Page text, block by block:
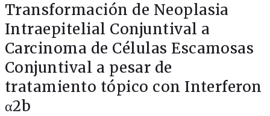
Transformación de Neoplasia
Intraepitelial Conjuntival a
Carcinoma de Células Escamosas
Conjuntival a pesar de
tratamiento tópico con Interferon
α2b